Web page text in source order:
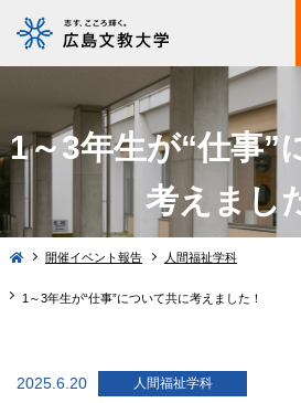
1～3年生が“仕事”
考えまし
開催イベント報告 人間福祉学科
1～3年生が“仕事”について共に考えました！
2025.6.20 人間福祉学科